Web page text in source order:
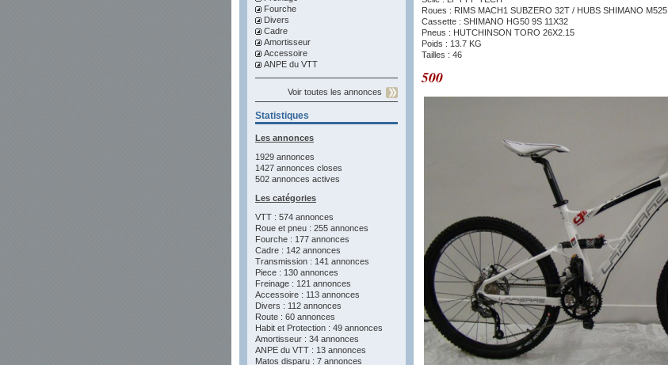
Fourche
Divers
Cadre
Amortisseur
Accessoire
ANPE du VTT
Voir toutes les annonces
Statistiques
Les annonces
1929 annonces
1427 annonces closes
502 annonces actives
Les catégories
VTT : 574 annonces
Roue et pneu : 255 annonces
Fourche : 177 annonces
Cadre : 142 annonces
Transmission : 141 annonces
Piece : 130 annonces
Freinage : 121 annonces
Accessoire : 113 annonces
Divers : 112 annonces
Route : 60 annonces
Habit et Protection : 49 annonces
Amortisseur : 34 annonces
ANPE du VTT : 13 annonces
Matos disparu : 7 annonces
Roues : RIMS MACH1 SUBZERO 32T / HUBS SHIMANO M525
Cassette : SHIMANO HG50 9S 11X32
Pneus : HUTCHINSON TORO 26X2.15
Poids : 13.7 KG
Tailles : 46
500